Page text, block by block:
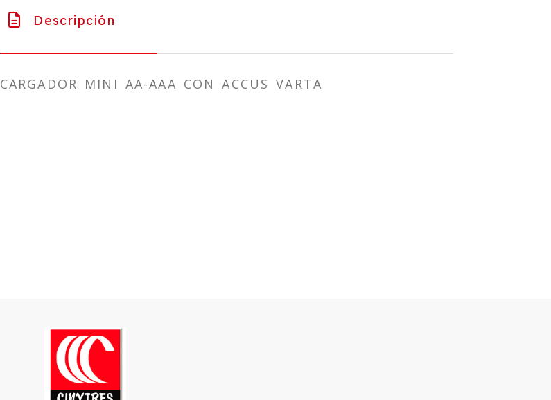
Descripción
CARGADOR MINI AA-AAA CON ACCUS VARTA